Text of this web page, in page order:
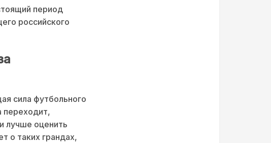
период
российского
сила футбольного
переходит,
лучше оценить
о таких грандах,